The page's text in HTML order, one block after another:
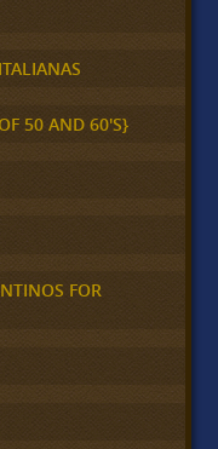
50 AND 60'S}
FOR